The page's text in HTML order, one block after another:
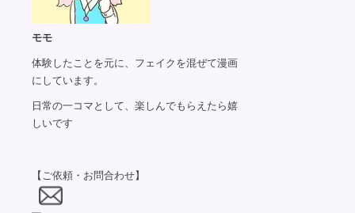
モモ
体験したことを元に、フェイクを混ぜて漫画
にしています。
日常の一コマとして、楽しんでもらえたら嬉
しいです
【ご依頼・お問合わせ】